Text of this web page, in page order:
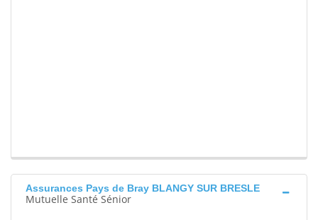
Assurances Pays de Bray BLANGY SUR BRESLE
Mutuelle Santé Sénior